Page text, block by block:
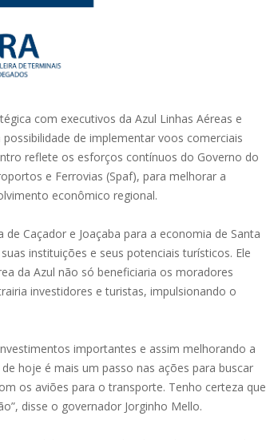
com executivos da Azul Linhas Aéreas e
de implementar voos comerciais
reflete os esforços contínuos do Governo do
e Ferrovias (Spaf), para melhorar a
econômico regional.
Caçador e Joaçaba para a economia de Santa
instituições e seus potenciais turísticos. Ele
da Azul não só beneficiaria os moradores
investidores e turistas, impulsionando o
importantes e assim melhorando a
hoje é mais um passo nas ações para buscar
os aviões para o transporte. Tenho certeza que
disse o governador Jorginho Mello.